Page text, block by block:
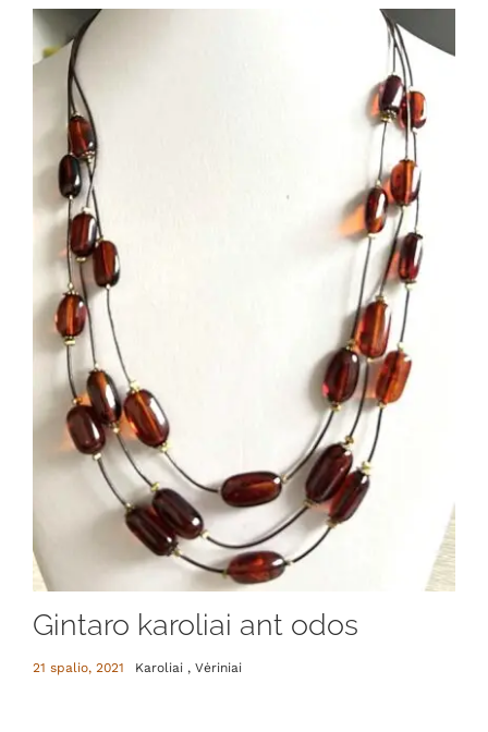
Gintaro karoliai ant odos
21 spalio, 2021 Karoliai , Vėriniai